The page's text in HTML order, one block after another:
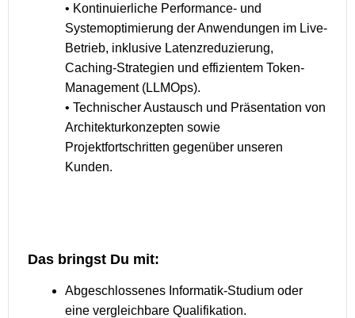
• Kontinuierliche Performance- und
Systemoptimierung der Anwendungen im Live-
Betrieb, inklusive Latenzreduzierung,
Caching-Strategien und effizientem Token-
Management (LLMOps).
• Technischer Austausch und Präsentation von
Architekturkonzepten sowie
Projektfortschritten gegenüber unseren
Kunden.
Das bringst Du mit:
Abgeschlossenes Informatik-Studium oder
eine vergleichbare Qualifikation.